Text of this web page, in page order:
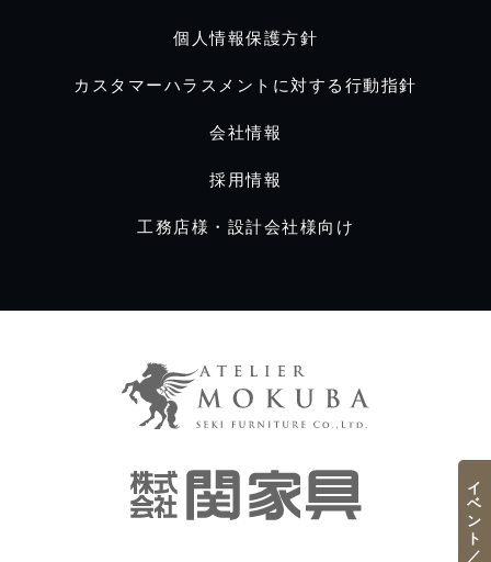
個人情報保護方針
カスタマーハラスメントに対する行動指針
会社情報
採用情報
工務店様・設計会社様向け